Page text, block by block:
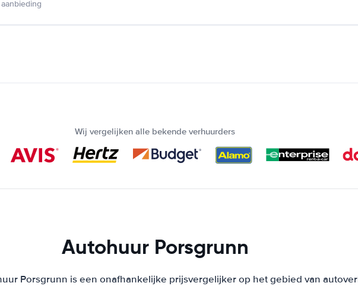
Wij vergelijken alle bekende verhuurders
Autohuur Porsgrunn
Porsgrunn is een onafhankelijke prijsvergelijker op het gebied van